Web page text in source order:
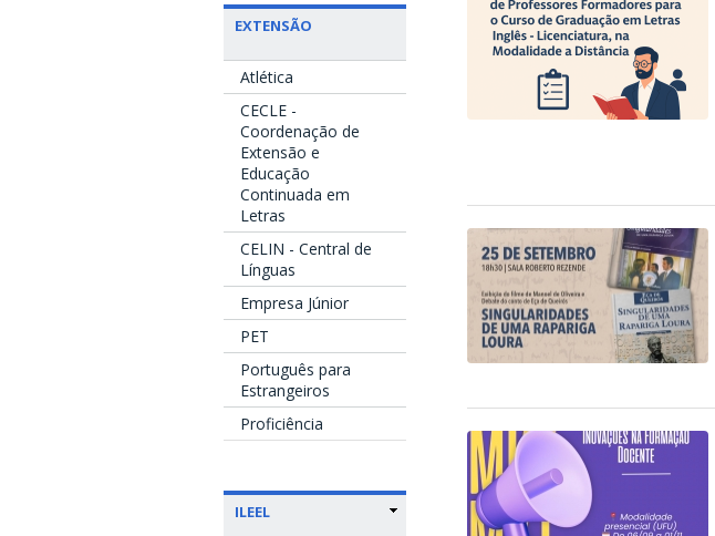
EXTENSÃO
Atlética
CECLE -
Coordenação de
Extensão e
Educação
Continuada em
Letras
CELIN - Central de
Línguas
Empresa Júnior
PET
Português para
Estrangeiros
Proficiência
ILEEL